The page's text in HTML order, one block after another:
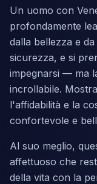
Un uomo con
profondamente
dalla bellezza e
sicurezza, e si
impegnarsi — ma
incrollabile.
l'affidabilità e la
confortevole e
Al suo meglio,
affettuoso che
della vita con la